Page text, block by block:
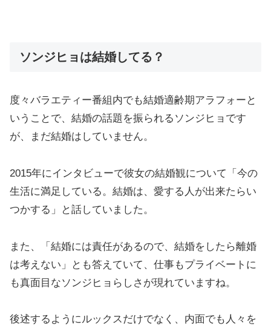
ソンジヒョは結婚してる？
度々バラエティー番組内でも結婚適齢期アラフォーと
いうことで、結婚の話題を振られるソンジヒョです
が、まだ結婚はしていません。
2015年にインタビューで彼女の結婚観について「今の
生活に満足している。結婚は、愛する人が出来たらい
つかする」と話していました。
また、「結婚には責任があるので、結婚をしたら離婚
は考えない」とも答えていて、仕事もプライベートに
も真面目なソンジヒョらしさが現れていますね。
後述するようにルックスだけでなく、内面でも人々を